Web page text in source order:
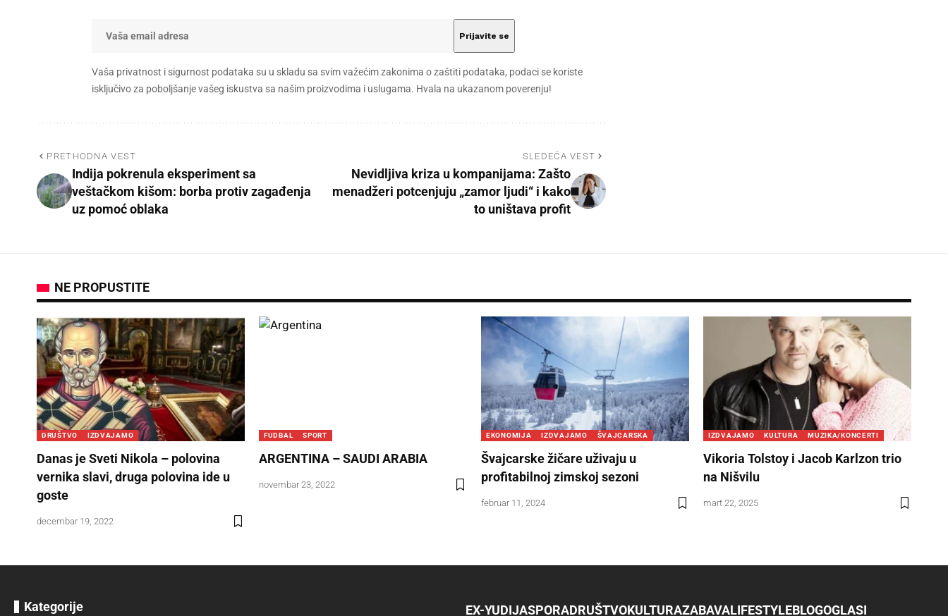
Vaša privatnost i sigurnost podataka su u skladu sa svim važećim zakonima o zaštiti podataka, podaci se koriste
isključivo za poboljšanje vašeg iskustva sa našim proizvodima i uslugama. Hvala na ukazanom poverenju!
PRETHODNA VEST
Indija pokrenula eksperiment sa
veštačkom kišom: borba protiv zagađenja
uz pomoć oblaka
SLEDEĆA VEST
Nevidljiva kriza u kompanijama: Zašto
menadžeri potcenjuju „zamor ljudi“ i kako
to uništava profit
NE PROPUSTITE
DRUŠTVO IZDVAJAMO
Danas je Sveti Nikola – polovina
vernika slavi, druga polovina ide u
goste
decembar 19, 2022
FUDBAL SPORT
ARGENTINA – SAUDI ARABIA
novembar 23, 2022
EKONOMIJA IZDVAJAMO ŠVAJCARSKA
Švajcarske žičare uživaju u
profitabilnoj zimskoj sezoni
februar 11, 2024
IZDVAJAMO KULTURA MUZIKA/KONCERTI
Vikoria Tolstoy i Jacob Karlzon trio
na Nišvilu
mart 22, 2025
Kategorije EX-YUDIJASPORADRUŠTVOKULTURAZABAVALIFESTYLEBLOGOGLASI